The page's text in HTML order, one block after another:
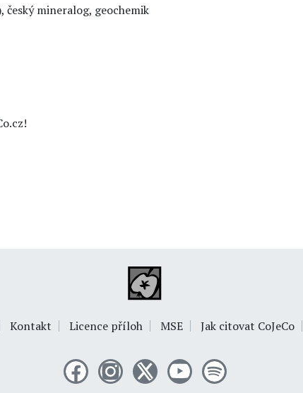
mineralog, geochemik
Kontakt Licence příloh MSE Jak citovat CoJeCo